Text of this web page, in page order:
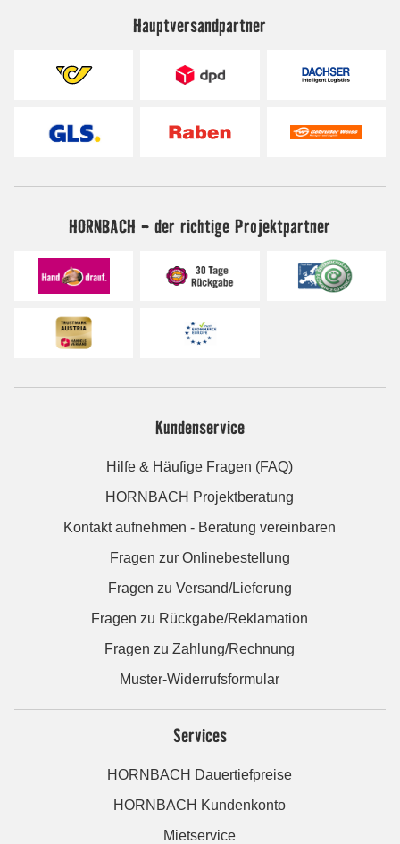
Hauptversandpartner
HORNBACH - der richtige Projektpartner
Kundenservice
Hilfe & Häufige Fragen (FAQ)
HORNBACH Projektberatung
Kontakt aufnehmen - Beratung vereinbaren
Fragen zur Onlinebestellung
Fragen zu Versand/Lieferung
Fragen zu Rückgabe/Reklamation
Fragen zu Zahlung/Rechnung
Muster-Widerrufsformular
Services
HORNBACH Dauertiefpreise
HORNBACH Kundenkonto
Mietservice